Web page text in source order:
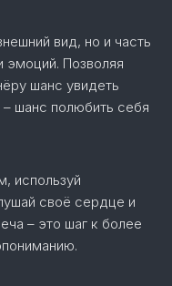
вид, но и часть
эмоций. Позволяя
шанс увидеть
шанс полюбить себя
используй
своё сердце и
– это шаг к более